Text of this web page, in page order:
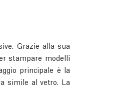
Grazie alla sua
stampare modelli
principale è la
simile al vetro. La